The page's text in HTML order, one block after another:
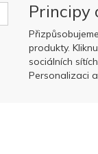
Principy
produkty.
sociálních
Personalizaci